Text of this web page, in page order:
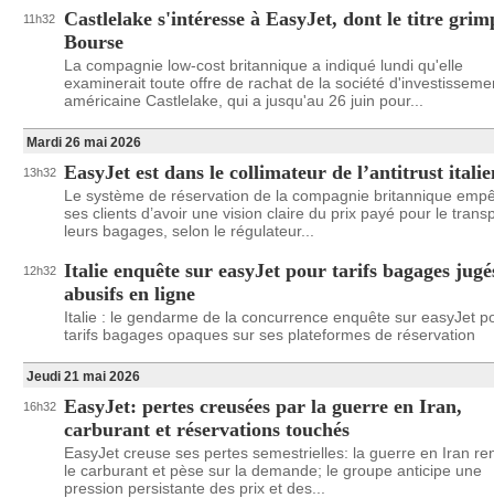
11h32
Castlelake s'intéresse à EasyJet, dont le titre
Bourse
La compagnie low-cost britannique a indiqué lundi qu'elle
examinerait toute offre de rachat de la société
américaine Castlelake, qui a jusqu'au 26 juin pour...
Mardi 26 mai 2026
13h32 EasyJet est dans le collimateur de l’antitrust
Le système de réservation de la compagnie britannique
ses clients d’avoir une vision claire du prix payé pour le
leurs bagages, selon le régulateur...
12h32 Italie enquête sur easyJet pour tarifs bagages
abusifs en ligne
Italie : le gendarme de la concurrence enquête sur easyJet
tarifs bagages opaques sur ses plateformes de réservation
Jeudi 21 mai 2026
16h32 EasyJet: pertes creusées par la guerre en Iran,
carburant et réservations touchés
EasyJet creuse ses pertes semestrielles: la guerre en Iran
le carburant et pèse sur la demande; le groupe anticipe une
pression persistante des prix et des...